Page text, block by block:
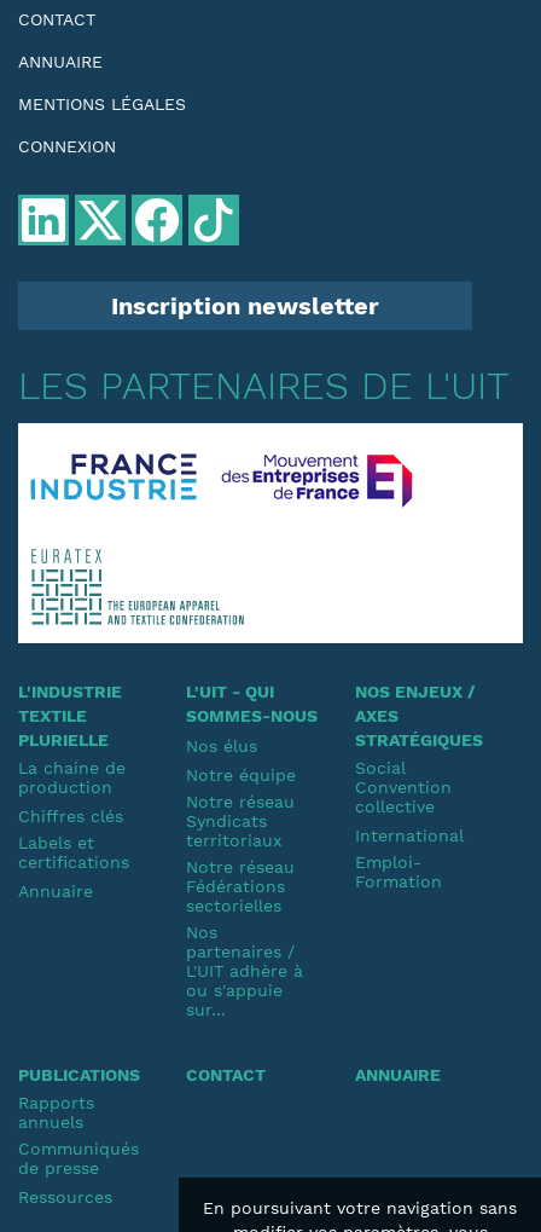
CONTACT
ANNUAIRE
MENTIONS LÉGALES
CONNEXION
Inscription newsletter
LES PARTENAIRES DE L'UIT
L'INDUSTRIE
TEXTILE
PLURIELLE
La chaine de
production
Chiffres clés
Labels et
certifications
Annuaire
L'UIT - QUI
SOMMES-NOUS
Nos élus
Notre équipe
Notre réseau
Syndicats
territoriaux
Notre réseau
Fédérations
sectorielles
Nos
partenaires /
L'UIT adhère à
ou s'appuie
sur...
NOS ENJEUX /
AXES
STRATÉGIQUES
Social
Convention
collective
International
Emploi-
Formation
PUBLICATIONS
Rapports
annuels
Communiqués
de presse
Ressources
CONTACT ANNUAIRE
En poursuivant votre navigation sans